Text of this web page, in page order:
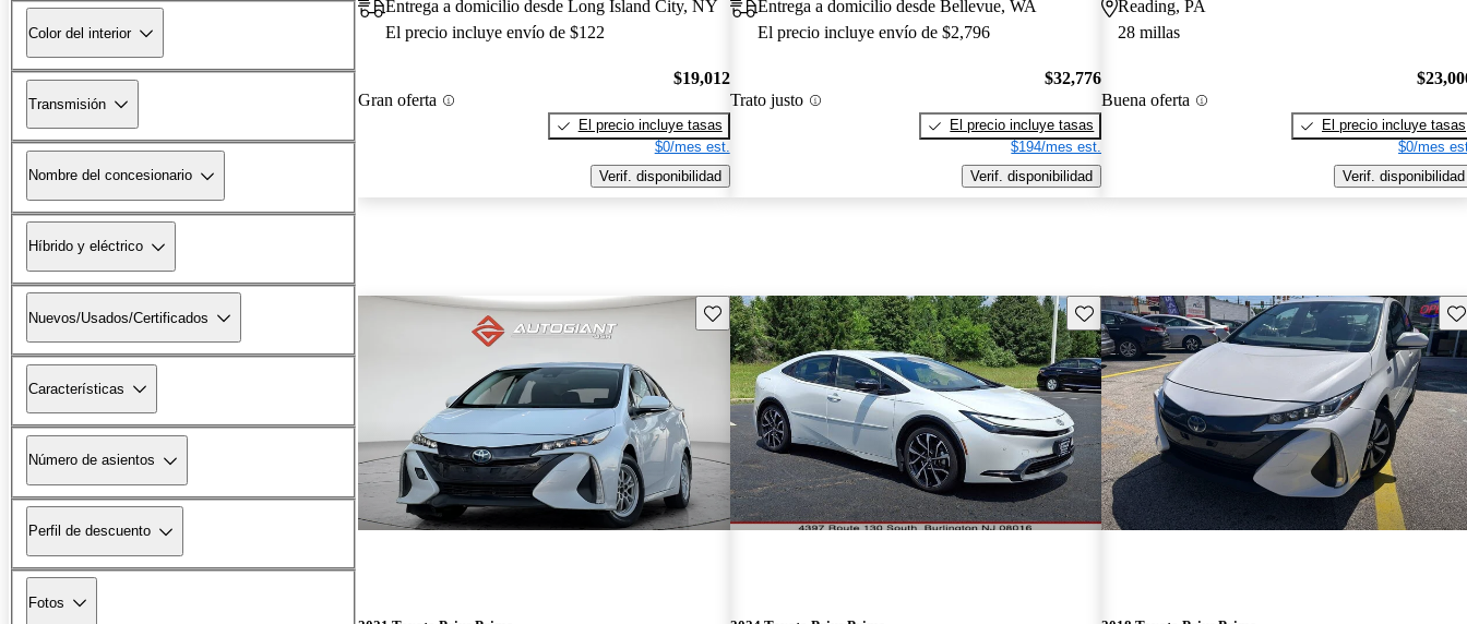
Color del interior
Transmisión
Nombre del concesionario
Híbrido y eléctrico
Nuevos/Usados/Certificados
Características
Número de asientos
Perfil de descuento
Fotos
Entrega a domicilio desde Long Island City, NY
El precio incluye envío de $122
Gran oferta
$19,012
El precio incluye tasas
$0/mes est.
Verif. disponibilidad
Entrega a domicilio desde Bellevue, WA
El precio incluye envío de $2,796
Trato justo
$32,776
El precio incluye tasas
$194/mes est.
Verif. disponibilidad
Reading, PA
28 millas
Buena oferta
El precio incluye tasas
$0/mes
Verif. disponibilidad
Guarda este Aviso Guarda este Aviso